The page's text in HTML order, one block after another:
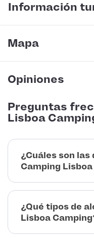
Información
Mapa
Opiniones
Preguntas
Lisboa
¿Cuáles son
Camping
¿Qué tipos de
Lisboa